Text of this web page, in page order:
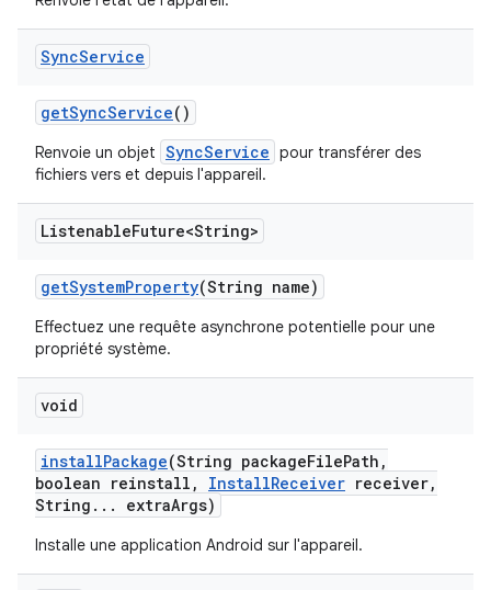
SyncService
getSyncService()
Renvoie un objet SyncService pour transférer des
fichiers vers et depuis l'appareil.
ListenableFuture<String>
getSystemProperty(String name)
Effectuez une requête asynchrone potentielle pour une
propriété système.
void
installPackage(String packageFilePath ,
boolean reinstall , InstallReceiver receiver,
String . . . extraArgs)
Installe une application Android sur l'appareil.